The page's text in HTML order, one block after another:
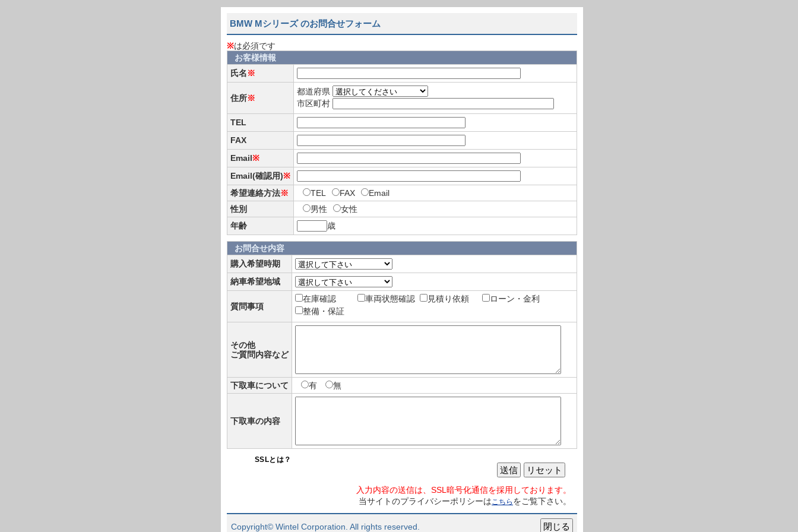
BMW Mシリーズ のお問合せフォーム
※は必須です
お客様情報
氏名※
住所※
都道府県
市区町村
TEL
FAX
Email※
Email(確認用)※
希望連絡方法※ TEL FAX
Email
性別
男性
女性
年齢
歳
お問合せ内容
購入希望時期
納車希望地域
質問事項
在庫確認 車両状態確認 見積り依頼
ローン・金利
整備・保証
その他
ご質問内容など
下取車について 有 無
下取車の内容
SSLとは？
リセット
送信
入力内容の送信は、SSL暗号化通信を採用しております。
当サイトのプライバシーポリシーはこちら をご覧下さい。
Copyright© Wintel Corporation. All rights reserved.